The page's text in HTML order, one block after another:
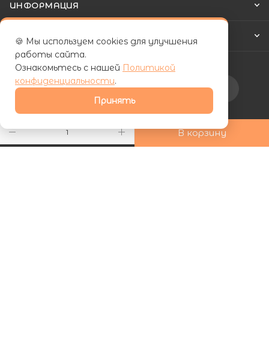
В корзину
ИНФОРМАЦИЯ
КАК КУПИТЬ
Подписаться на рассылку
+7 (800) 555-81-19
🍪 Мы используем cookies для улучшения
работы сайта.
Ознакомьтесь с нашей Политикой
конфиденциальности.
Принять